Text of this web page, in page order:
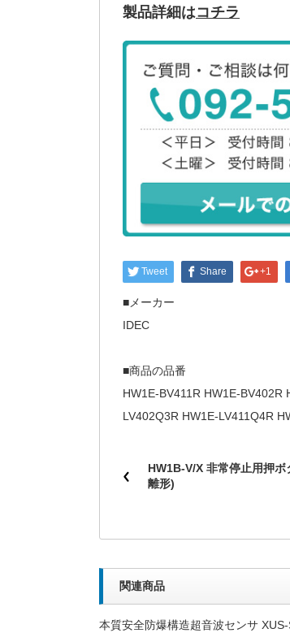
製品詳細はコチラ
Tweet Share +1
■メーカー
IDEC
■商品の品番
HW1E-BV411R HW1E-BV402R
LV402Q3R HW1E-LV411Q4R
HW1B-V/X 非常停止用押
離形)
関連商品
本質安全防爆構造超音波センサ